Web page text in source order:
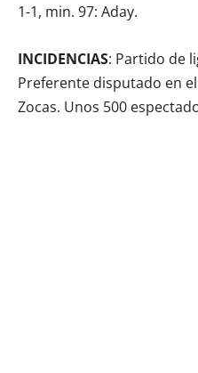
1-1, min. 97: Aday.
INCIDENCIAS: Partido de
Preferente disputado en
Zocas. Unos 500